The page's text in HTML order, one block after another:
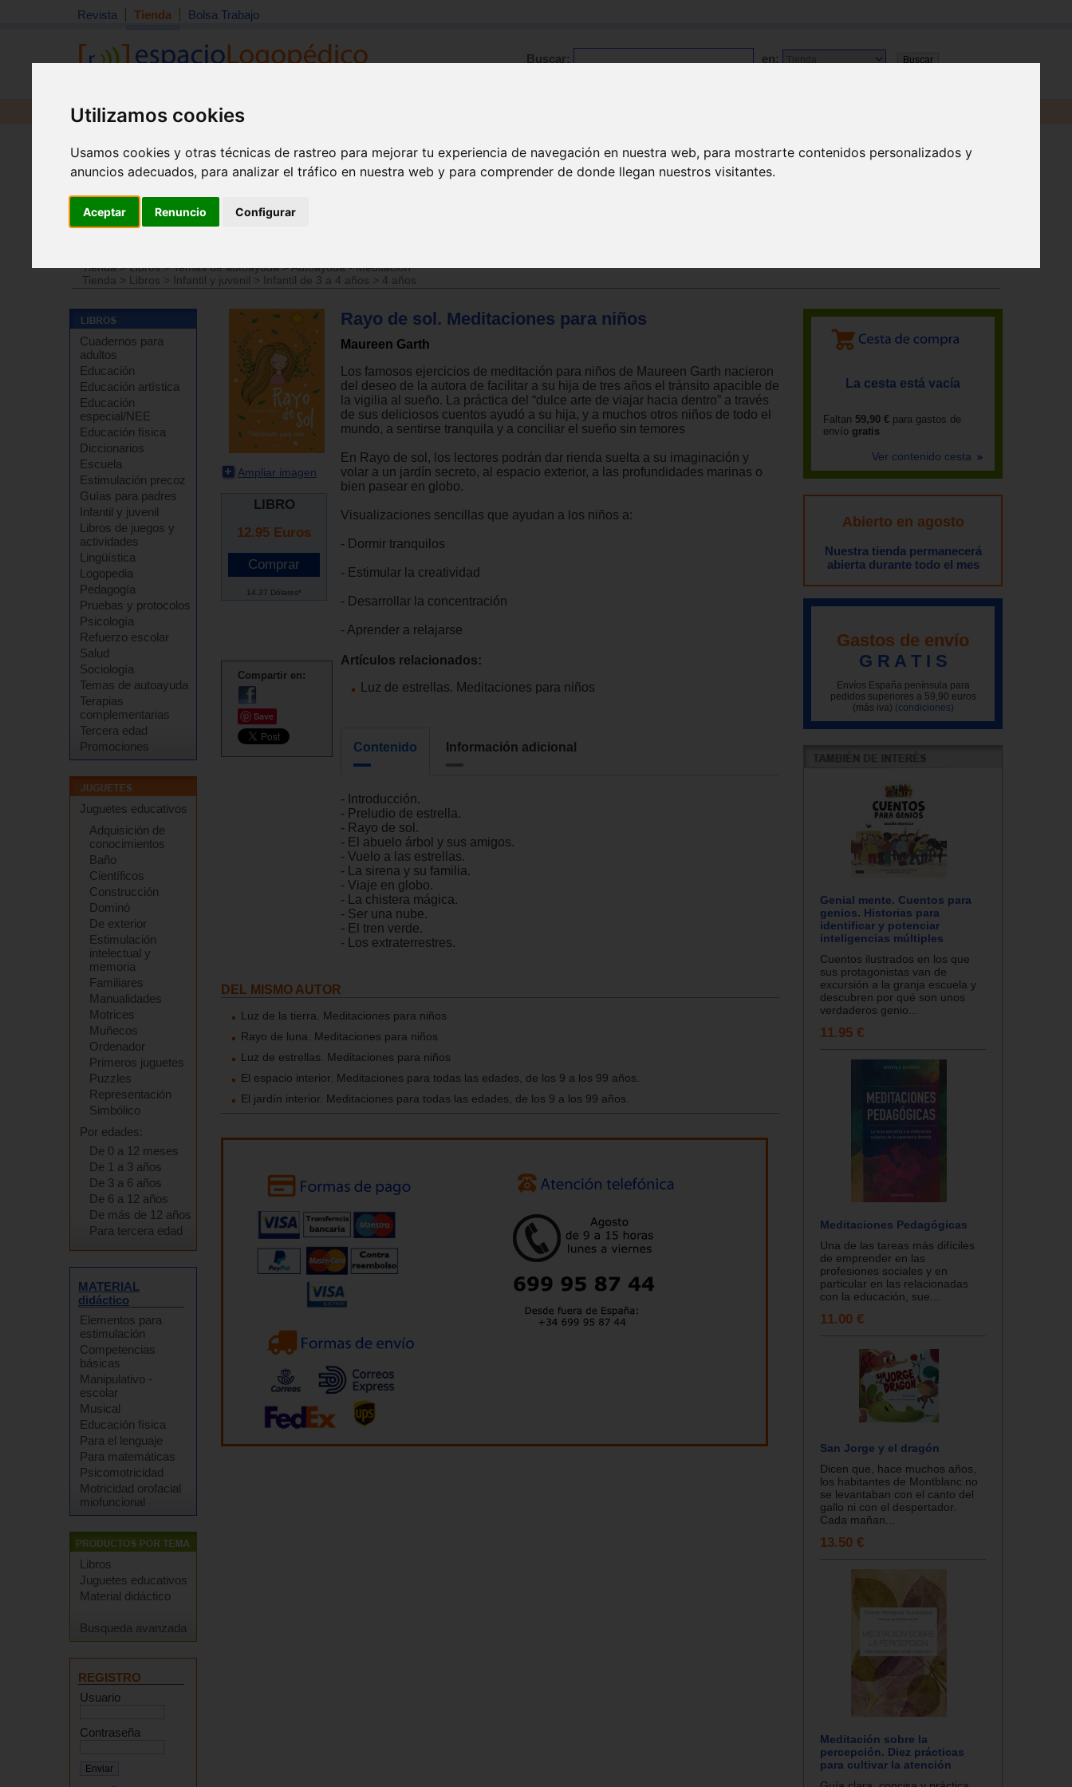
Utilizamos cookies
Usamos cookies y otras técnicas de rastreo para mejorar tu experiencia de navegación en nuestra web, para mostrarte contenidos personalizados y
anuncios adecuados, para analizar el tráfico en nuestra web y para comprender de donde llegan nuestros visitantes.
Aceptar Renuncio Configurar
Revista Tienda Bolsa Trabajo
Buscar: en:
Revista Libros Material
Tienda>Libros>Temas de autoayuda>Autoayuda - Meditación
Tienda
> Libros > Infantil y juvenil > Infantil de 3 a 4 años > 4 años
Cuadernos para
adultos
Educación
Educación artística
Educación
especial/NEE
Educación física
Diccionarios
Escuela
Estimulación precoz
Guías para padres
Infantil y juvenil
Libros de juegos y
actividades
Lingüística
Logopedia
Pedagogía
Pruebas y protocolos
Psicología
Refuerzo escolar
Salud
Sociología
Temas de autoayuda
Terapias
complementarias
Tercera edad
Promociones
Juguetes educativos
Adquisición de
conocimientos
Baño
Científicos
Construcción
Dominó
De exterior
Estimulación
intelectual y
memoria
Familiares
Manualidades
Motrices
Muñecos
Ordenador
Primeros juguetes
Puzzles
Representación
Simbólico
Por edades:
De 0 a 12 meses
De 1 a 3 años
De 3 a 6 años
De 6 a 12 años
De más de 12 años
Para tercera edad
MATERIAL
didáctico
Elementos para
estimulación
Competencias
básicas
Manipulativo -
escolar
Musical
Educación física
Para el lenguaje
Para matemáticas
Psicomotricidad
Motricidad orofacial
miofuncional
Libros
Juguetes educativos
Material didáctico
Busqueda avanzada
REGISTRO
Usuario
Contraseña
Ampliar imagen
LIBRO
12.95 Euros
14.37 Dólares*
Compartir en:
Save
Rayo de sol. Meditaciones para niños
Maureen Garth
Los famosos ejercicios de meditación para niños de Maureen Garth nacieron
del deseo de la autora de facilitar a su hija de tres años el tránsito apacible de
la vigilia al sueño. La práctica del “dulce arte de viajar hacia dentro” a través
de sus deliciosos cuentos ayudó a su hija, y a muchos otros niños de todo el
mundo, a sentirse tranquila y a conciliar el sueño sin temores
En Rayo de sol, los lectores podrán dar rienda suelta a su imaginación y
volar a un jardín secreto, al espacio exterior, a las profundidades marinas o
bien pasear en globo.
Visualizaciones sencillas que ayudan a los niños a:
- Dormir tranquilos
- Estimular la creatividad
- Desarrollar la concentración
- Aprender a relajarse
Artículos relacionados:
Luz de estrellas. Meditaciones para niños
Contenido Información adicional
- Introducción.
- Preludio de estrella.
- Rayo de sol.
- El abuelo árbol y sus amigos.
- Vuelo a las estrellas.
- La sirena y su familia.
- Viaje en globo.
- La chistera mágica.
- Ser una nube.
- El tren verde.
- Los extraterrestres.
DEL MISMO AUTOR
Luz de la tierra. Meditaciones para niños
Rayo de luna. Meditaciones para niños
Luz de estrellas. Meditaciones para niños
El espacio interior. Meditaciones para todas las edades, de los 9 a los 99 años.
El jardín interior. Meditaciones para todas las edades, de los 9 a los 99 años.
La cesta está vacía
Faltan 59,90 € para gastos de
envío gratis
Ver contenido cesta
Abierto en agosto
Nuestra tienda permanecerá
abierta durante todo el mes
Gastos de envío
G R A T I S
Envíos España península para
pedidos superiores a 59,90 euros
(más iva) (condiciones)
Genial mente. Cuentos para
genios. Historias para
identificar y potenciar
inteligencias múltiples
Cuentos ilustrados en los que
sus protagonistas van de
excursión a la granja escuela y
descubren por qué son unos
verdaderos genio...
11.95 €
Meditaciones Pedagógicas
Una de las tareas más difíciles
de emprender en las
profesiones sociales y en
particular en las relacionadas
con la educación, sue...
11.00 €
San Jorge y el dragón
Dicen que, hace muchos años,
los habitantes de Montblanc no
se levantaban con el canto del
gallo ni con el despertador.
Cada mañan...
13.50 €
Meditación sobre la
percepción. Diez prácticas
para cultivar la atención